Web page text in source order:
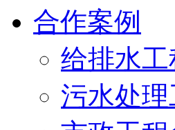
合作案例
给排水
污水处